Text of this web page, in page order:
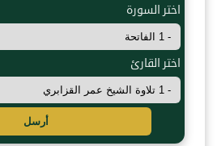
اختر السورة
اختر القارئ
أرسل